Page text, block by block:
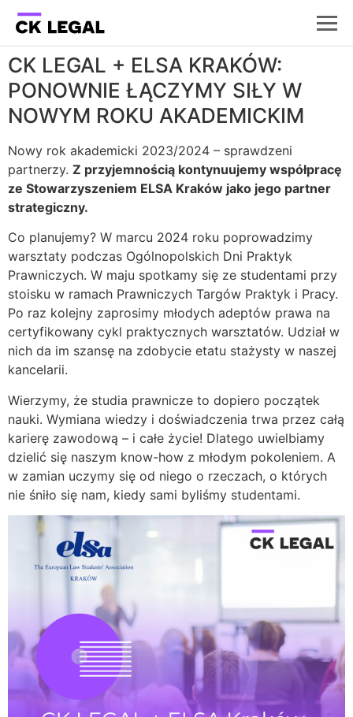
CK LEGAL + ELSA KRAKÓW:
PONOWNIE ŁĄCZYMY SIŁY W
NOWYM ROKU AKADEMICKIM
Nowy rok akademicki 2023/2024 – sprawdzeni
partnerzy. Z przyjemnością kontynuujemy współpracę
ze Stowarzyszeniem ELSA Kraków jako jego partner
strategiczny.
Co planujemy? W marcu 2024 roku poprowadzimy
warsztaty podczas Ogólnopolskich Dni Praktyk
Prawniczych. W maju spotkamy się ze studentami przy
stoisku w ramach Prawniczych Targów Praktyk i Pracy.
Po raz kolejny zaprosimy młodych adeptów prawa na
certyfikowany cykl praktycznych warsztatów. Udział w
nich da im szansę na zdobycie etatu stażysty w naszej
kancelarii.
Wierzymy, że studia prawnicze to dopiero początek
nauki. Wymiana wiedzy i doświadczenia trwa przez całą
karierę zawodową – i całe życie! Dlatego uwielbiamy
dzielić się naszym know-how z młodym pokoleniem. A
w zamian uczymy się od niego o rzeczach, o których
nie śniło się nam, kiedy sami byliśmy studentami.